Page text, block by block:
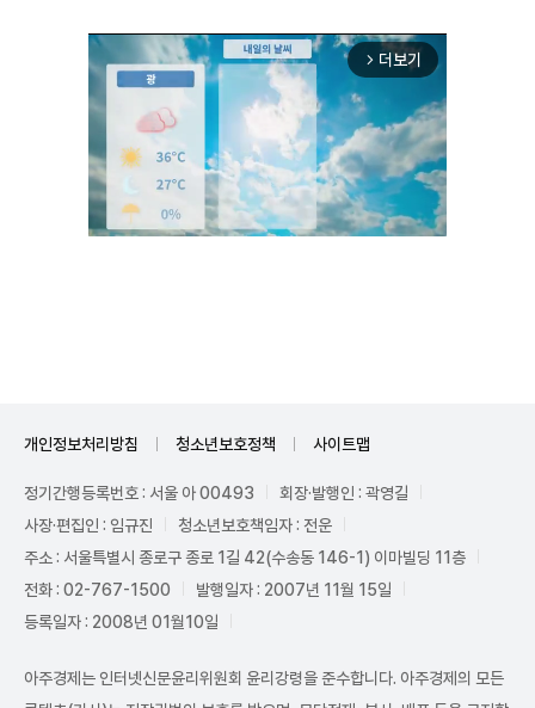
arrow_forward_ios 더보기
개인정보처리방침 청소년보호정책 사이트맵
정기간행등록번호 : 서울 아 00493
회장·발행인 : 곽영길
사장·편집인 : 임규진
청소년보호책임자 : 전운
주소 : 서울특별시 종로구 종로 1길 42(수송동 146-1) 이마빌딩 11층
전화 : 02-767-1500
발행일자 : 2007년 11월 15일
등록일자 : 2008년 01월10일
아주경제는 인터넷신문윤리위원회 윤리강령을 준수합니다. 아주경제의 모든